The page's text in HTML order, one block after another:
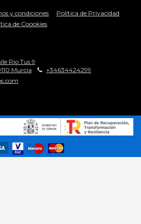
y condiciones
Política de Privacidad
de Coookies
Rio Tus 9
Murcia
+34634424299